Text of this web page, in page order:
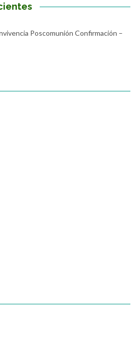
Poscomunión Confirmación –